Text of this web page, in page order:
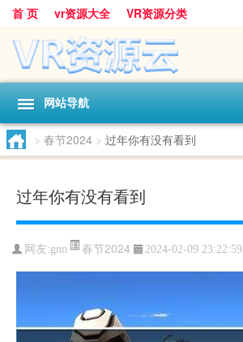
首 页 vr资源大全 VR资源分类
网站导航
> 春节2024 > 过年你有没有看到
过年你有没有看到
网友:gnn 春节2024 2024-02-09 23:22:59